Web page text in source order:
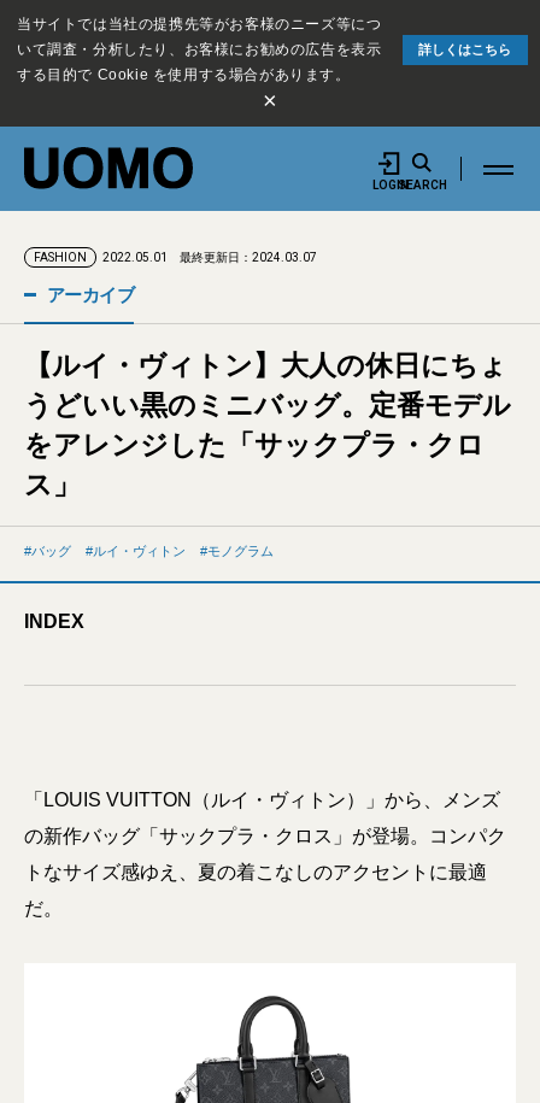
当サイトでは当社の提携先等がお客様のニーズ等につ
いて調査・分析したり、お客様にお勧めの広告を表示
する目的で Cookie を使用する場合があります。
詳しくはこちら
×
LOGINSEARCH
FASHION 2022.05.01 最終更新日：2024.03.07
アーカイブ
【ルイ・ヴィトン】大人の休日にちょ
うどいい黒のミニバッグ。定番モデル
をアレンジした「サックプラ・クロ
ス」
バッグ ルイ・ヴィトン モノグラム
INDEX
「LOUIS VUITTON（ルイ・ヴィトン）」から、メンズ
の新作バッグ「サックプラ・クロス」が登場。コンパク
トなサイズ感ゆえ、夏の着こなしのアクセントに最適
だ。